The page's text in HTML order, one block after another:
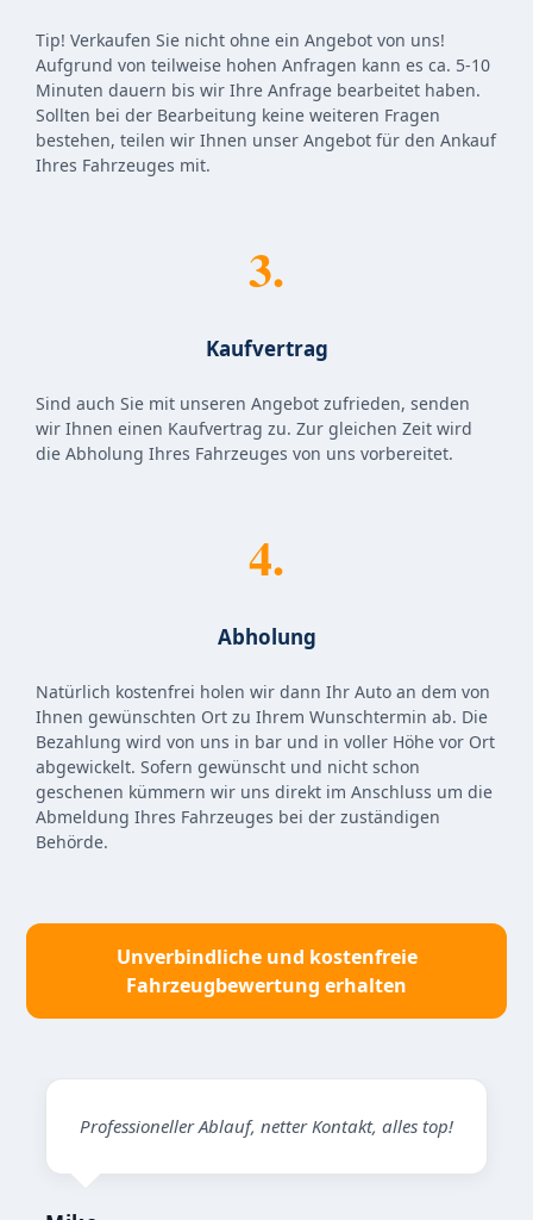
Tip! Verkaufen Sie nicht ohne ein Angebot von uns!
Aufgrund von teilweise hohen Anfragen kann es ca. 5-10
Minuten dauern bis wir Ihre Anfrage bearbeitet haben.
Sollten bei der Bearbeitung keine weiteren Fragen
bestehen, teilen wir Ihnen unser Angebot für den Ankauf
Ihres Fahrzeuges mit.
3.
Kaufvertrag
Sind auch Sie mit unseren Angebot zufrieden, senden
wir Ihnen einen Kaufvertrag zu. Zur gleichen Zeit wird
die Abholung Ihres Fahrzeuges von uns vorbereitet.
4.
Abholung
Natürlich kostenfrei holen wir dann Ihr Auto an dem von
Ihnen gewünschten Ort zu Ihrem Wunschtermin ab. Die
Bezahlung wird von uns in bar und in voller Höhe vor Ort
abgewickelt. Sofern gewünscht und nicht schon
geschenen kümmern wir uns direkt im Anschluss um die
Abmeldung Ihres Fahrzeuges bei der zuständigen
Behörde.
Unverbindliche und kostenfreie
Fahrzeugbewertung erhalten
Professioneller Ablauf, netter Kontakt, alles top!